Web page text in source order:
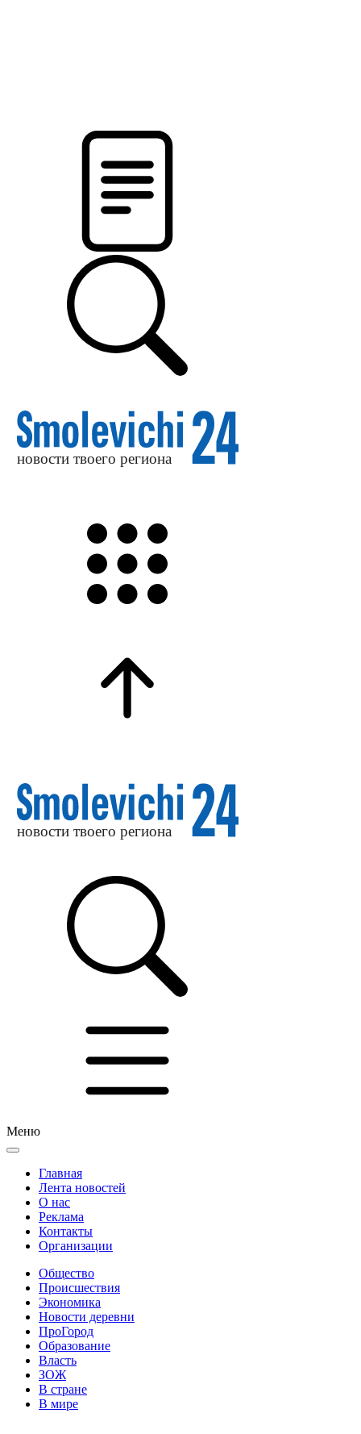
Меню
Главная
Лента новостей
О нас
Реклама
Контакты
Организации
Общество
Происшествия
Экономика
Новости деревни
ПроГород
Образование
Власть
ЗОЖ
В стране
В мире